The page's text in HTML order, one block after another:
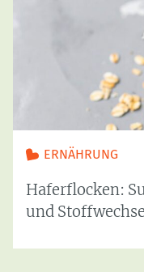
ERNÄHRUNG
Haferflocken:
und